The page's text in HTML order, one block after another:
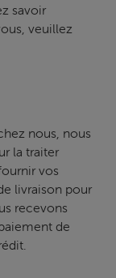
savoir
veuillez
nous, nous
la traiter
vos
livraison pour
recevons
de